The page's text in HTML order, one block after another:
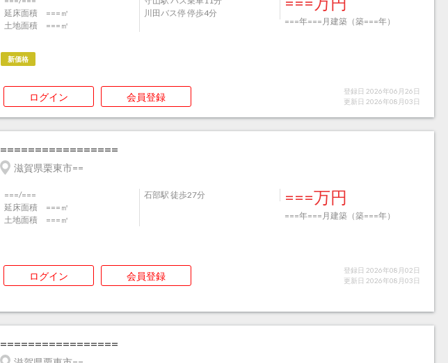
延床面積 ===㎡
土地面積 ===㎡
川田バス停 停歩4分
===年===月建築（築===年）
新価格
ログイン 会員登録
登録日 2026年06月26日
更新日 2026年08月03日
=================
滋賀県栗東市==
===/===
延床面積 ===㎡
土地面積 ===㎡
石部駅 徒歩27分 ===万円
===年===月建築（築===年）
ログイン 会員登録
登録日 2026年08月02日
更新日 2026年08月03日
=================